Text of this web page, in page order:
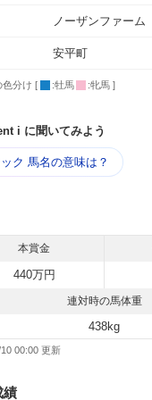
ノーザンファーム
安平町
分け [ :牡馬 :牝馬 ]
i に聞いてみよう
ク 馬名の意味は？
本賞金
440万円
連対時の馬体重
438kg
00:00
績